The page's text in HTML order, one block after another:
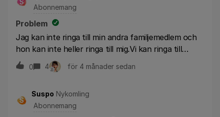
abbonemang i två månader. Kan ni inte göra nått
bättre åt mig, så säger jag upp detta på en gång
.Tycker inte om att bli lurad.
Abonnemang
Problem
Jag kan inte ringa till min andra familjemedlem och
hon kan inte heller ringa till mig.Vi kan ringa till
andra nummer, men inte till de nummer som ingår i
familjepaketet.
0 4 för 4 månader sedan
S
Suspo Nykomling
Abonnemang